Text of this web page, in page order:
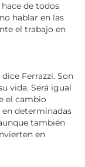
de todos
hablar en las
el trabajo en
Ferrazzi. Son
vida. Será igual
el cambio
determinadas
también
en